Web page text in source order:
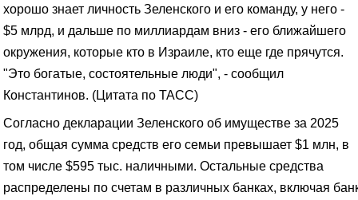
хорошо знает личность Зеленского и его команду, у него -
$5 млрд, и дальше по миллиардам вниз - его ближайшего
окружения, которые кто в Израиле, кто еще где прячутся.
"Это богатые, состоятельные люди", - сообщил
Константинов. (Цитата по ТАСС)
Согласно декларации Зеленского об имуществе за 2025
год, общая сумма средств его семьи превышает $1 млн, в
том числе $595 тыс. наличными. Остальные средства
распределены по счетам в различных банках, включая